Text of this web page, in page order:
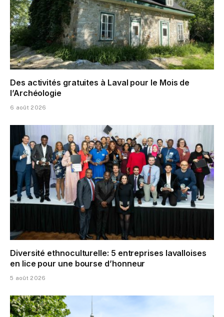
Des activités gratuites à Laval pour le Mois de
l’Archéologie
6 août 2026
Diversité ethnoculturelle: 5 entreprises lavalloises
en lice pour une bourse d’honneur
5 août 2026